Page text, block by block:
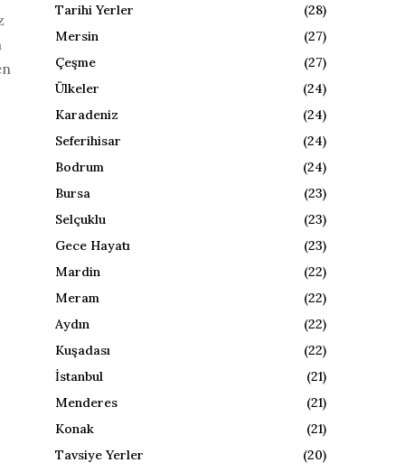
Tarihi Yerler
(28)
Mersin
(27)
Çeşme
(27)
Ülkeler
(24)
Karadeniz
(24)
Seferihisar
(24)
Bodrum
(24)
Bursa
(23)
Selçuklu
(23)
Gece Hayatı
(23)
Mardin
(22)
Meram
(22)
Aydın
(22)
Kuşadası
(22)
İstanbul
(21)
Menderes
(21)
Konak
(21)
Tavsiye Yerler
(20)